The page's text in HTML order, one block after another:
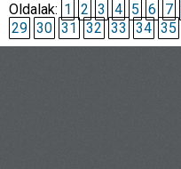
Oldalak: 1 2 3 4 5 6 7
29 30 31 32 33 34 35